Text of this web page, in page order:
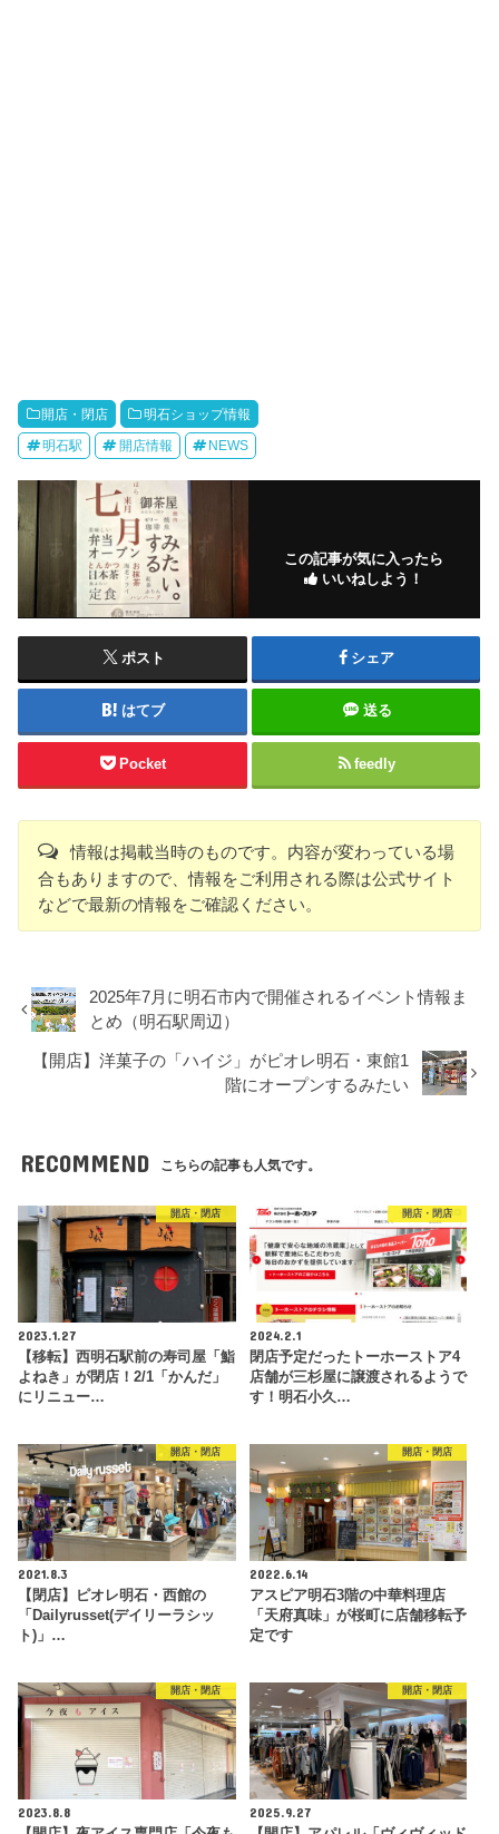
開店・閉店 明石ショップ情報
明石駅 開店情報 NEWS
この記事が気に入ったら
いいねしよう！
ポスト シェア
はてブ 送る
Pocket feedly
情報は掲載当時のものです。内容が変わっている場
合もありますので、情報をご利用される際は公式サイト
などで最新の情報をご確認ください。
2025年7月に明石市内で開催されるイベント情報ま
とめ（明石駅周辺）
【開店】洋菓子の「ハイジ」がピオレ明石・東館1
階にオープンするみたい
RECOMMEND こちらの記事も人気です。
開店・閉店
2023.1.27
【移転】西明石駅前の寿司屋「鮨
よねき」が閉店！2/1「かんだ」
にリニュー…
開店・閉店
2024.2.1
閉店予定だったトーホーストア4
店舗が三杉屋に譲渡されるようで
す！明石小久…
開店・閉店
2021.8.3
【閉店】ピオレ明石・西館の
「Dailyrusset(デイリーラシッ
ト)」…
開店・閉店
2022.6.14
アスピア明石3階の中華料理店
「天府真味」が桜町に店舗移転予
定です
開店・閉店
2023.8.8
開店・閉店
2025.9.27